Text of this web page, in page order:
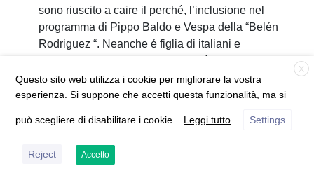
sono riuscito a caire il perché, l’inclusione nel
programma di Pippo Baldo e Vespa della “Belén
Rodriguez “. Neanche é figlia di italiani e
“completamente vuota “di italianitá ( che oltre al resto
ha fatto una figuraccia davanti alla dignitosa sposa
dell ‘italiano caduto in Afganistan ). Possibile che non
due. E dopo quel tango di Carlos Gardel che
malamente ha cantato, cosa c’entrava con l ‘Unitá
d’Italia ?
X
Questo sito web utilizza i cookie per migliorare la vostra
esperienza. Si suppone che accetti questa funzionalità, ma si
può scegliere di disabilitare i cookie. Leggi tutto Settings
Reject Accetto